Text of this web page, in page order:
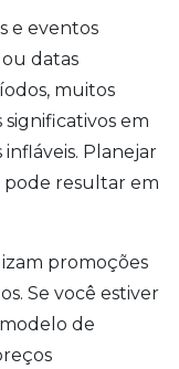
e eventos
ou datas
muitos
em
Planejar
pode resultar em
promoções
Se você estiver
de